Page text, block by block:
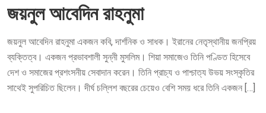
T
D
O
N
জয়নুল আবেদিন রাহনুমা
জয়নুল আবেদিন রাহনুমা একজন কবি, দার্শনিক ও সাধক। ইরানের নেতৃস্থানীয় জনপ্রিয়
ব্যক্তিত্ব। একজন প্রভাবশালী সুন্নী মুসলিম। শিয়া সমাজেও তিনি পণ্ডিত হিসেবে
দেশ ও সমাজের প্রশংসনীয় সেবাদান করেন। তিনি প্রাচ্য ও পাশ্চাত্য উভয় সংস্কৃতির
সাথেই সুপরিচিত ছিলেন। দীর্ঘ চল্লিশ বছরের চেয়েও বেশি সময় ধরে তিনি একজন […]